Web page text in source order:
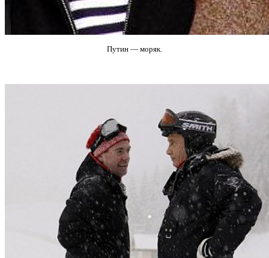
Путин — моряк.